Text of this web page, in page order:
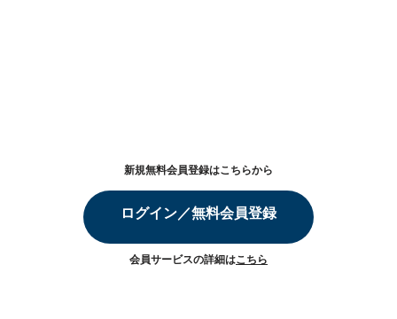
新規無料会員登録はこちらから
ログイン／無料会員登録
会員サービスの詳細はこちら